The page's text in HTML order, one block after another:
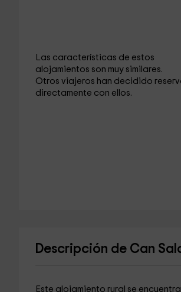
Las características de estos
alojamientos son muy similares.
Otros viajeros han decidido
directamente con ellos.
Descripción de Can
Este alojamiento rural se encuentra